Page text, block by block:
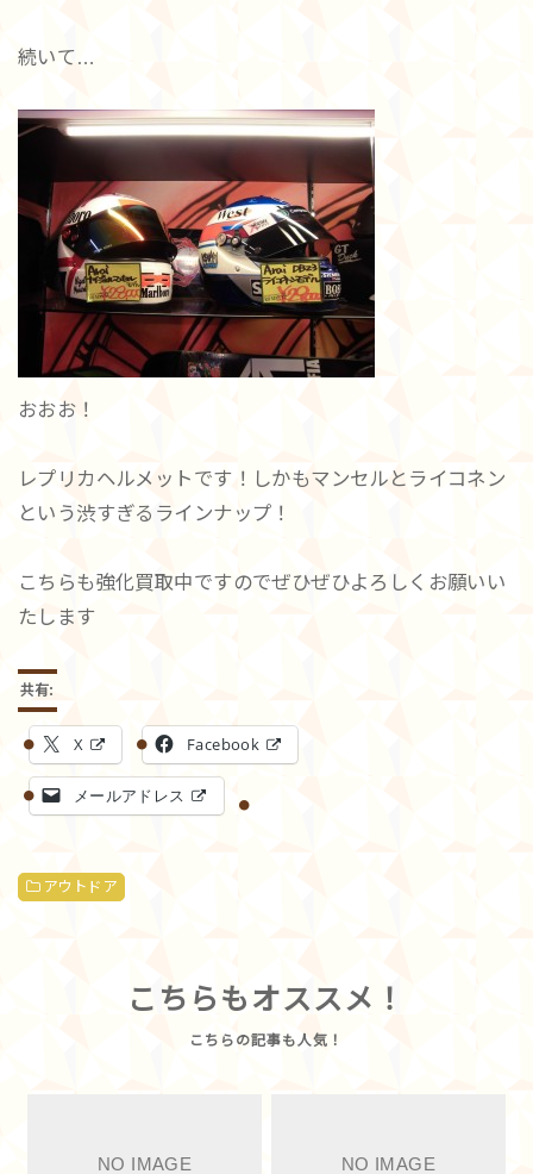
続いて…
おおお！
レプリカヘルメットです！しかもマンセルとライコネン
という渋すぎるラインナップ！
こちらも強化買取中ですのでぜひぜひよろしくお願いい
たします
共有:
X Facebook
メールアドレス
アウトドア
こちらもオススメ！